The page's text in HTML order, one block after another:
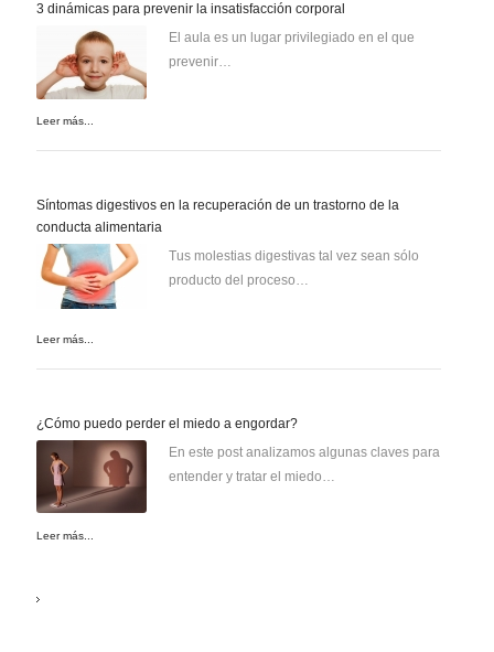
3 dinámicas para prevenir la insatisfacción corporal
El aula es un lugar privilegiado en el que
prevenir…
Leer más...
Síntomas digestivos en la recuperación de un trastorno de la
conducta alimentaria
Tus molestias digestivas tal vez sean sólo
producto del proceso…
Leer más...
¿Cómo puedo perder el miedo a engordar?
En este post analizamos algunas claves para
entender y tratar el miedo…
Leer más...